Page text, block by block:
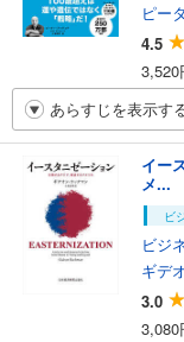
ピー
4.5
3,520
あらすじを表示す
イー
メ...
ビ
ビジ
ギデ
3.0
3,080